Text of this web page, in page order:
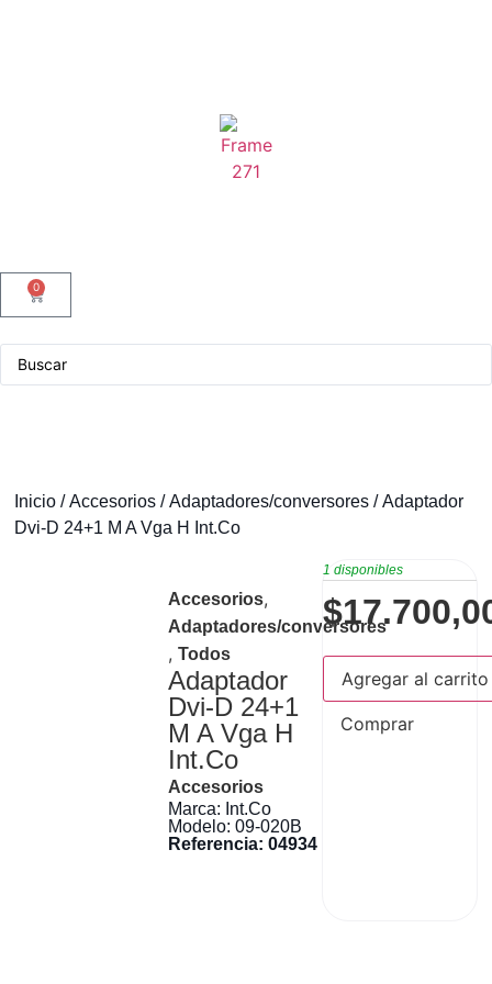
0
Inicio /Accesorios /Adaptadores/conversores / Adaptador
Dvi-D 24+1 M A Vga H Int.Co
Accesorios,
Adaptadores/conversores
, Todos
Adaptador
Dvi-D 24+1
M A Vga H
Int.Co
Accesorios
Marca: Int.Co
Modelo: 09-020B
Referencia: 04934
1 disponibles
$
Agregar al carrito
Comprar